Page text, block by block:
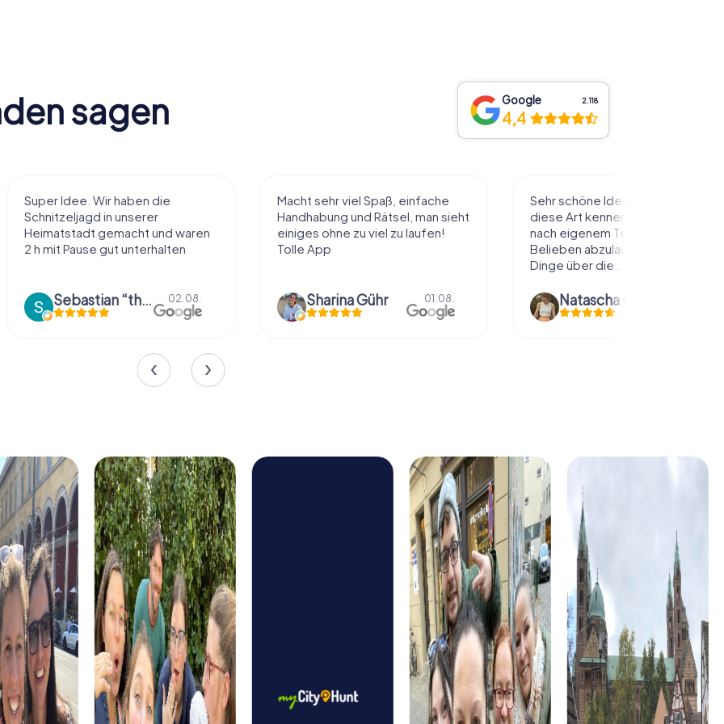
sagen Google 2.118
4,4
Macht sehr viel Spaß, einfache
Handhabung und Rätsel, man sieht
einiges ohne zu viel zu laufen!
Tolle App
Sharina Gühr 01.08.
Sehr schöne Idee die Stadt auf
diese Art kennenzulernen. Alles
nach eigenem Tempo und
Belieben abzulaufen und dabei
01.08.
wir haben ein Krimi aufgelöst.
fanden es echt genial gemacht.
hat meinem Mann und mir Spaß
gemacht. mal die Stadt anders
erkunden.
Anna Gsteu